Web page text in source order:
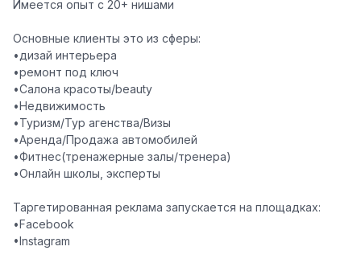
Имеется опыт с 20+ нишами
Основные клиенты это из сферы:
•дизай интерьера
•ремонт под ключ
•Салона красоты/beauty
•Недвижимость
•Туризм/Тур агенства/Визы
•Аренда/Продажа автомобилей
•Фитнес(тренажерные залы/тренера)
•Онлайн школы, эксперты
Таргетированная реклама запускается на площадках:
•Facebook
•Instagram